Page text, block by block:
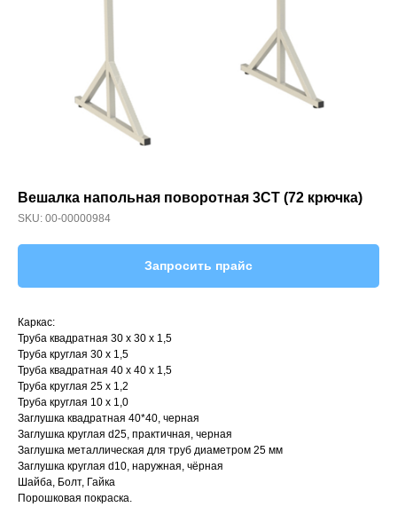
Вешалка напольная поворотная 3СТ (72 крючка)
SKU: 00-00000984
Запросить прайс
Каркас:
Труба квадратная 30 х 30 х 1,5
Труба круглая 30 х 1,5
Труба квадратная 40 х 40 х 1,5
Труба круглая 25 х 1,2
Труба круглая 10 х 1,0
Заглушка квадратная 40*40, черная
Заглушка круглая d25, практичная, черная
Заглушка металлическая для труб диаметром 25 мм
Заглушка круглая d10, наружная, чёрная
Шайба, Болт, Гайка
Порошковая покраска.